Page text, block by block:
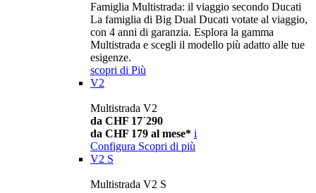
Famiglia Multistrada: il viaggio secondo Ducati
La famiglia di Big Dual Ducati votate al viaggio,
con 4 anni di garanzia. Esplora la gamma
Multistrada e scegli il modello più adatto alle tue
esigenze.
scopri di Più
V2
Multistrada V2
da CHF 17´290
da CHF 179 al mese* i
Configura Scopri di più
V2 S
Multistrada V2 S